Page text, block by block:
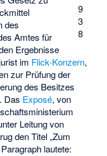
9
3
8
des
Amtes für
Ergebnisse
im Flick-Konzern,
zur Prüfung der
des Besitzes
Das Exposé, von
Leitung von
den Titel „Zum
lautete: